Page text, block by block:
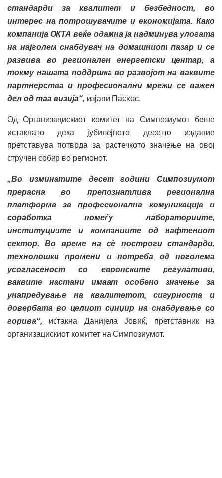
стандарди за квалитет и безбедност, во
интерес на потрошувачите и економијата. Како
компанија ОКТА веќе одамна ја надминува улогата
на најголем снабдувач на домашниот пазар и се
развива во регионален енергетски центар, а
токму нашата поддршка во развојот на ваквите
партнерства и професионални мрежи се важен
дел од таа визија“, изјави Пасхос.
Од Организацискиот комитет на Симпозиумот беше
истакнато дека јубилејното десетто издание
претставува потврда за растечкото значење на овој
стручен собир во регионот.
„Во изминатите десет години Симпозиумот
прерасна во препознатлива регионална
платформа за професионална комуникација и
соработка помеѓу лабораториите,
институциите и компаниите од нафтениот
сектор. Во време на сè построги стандарди,
технолошки промени и потреба од поголема
усогласеност со европските регулативи,
ваквите настани имаат особено значење за
унапредување на квалитетот, сигурноста и
довербата во целиот синџир на снабдување со
горива“, истакна Данијела Јовиќ, претставник на
организацискиот комитет на Симпозиумот.